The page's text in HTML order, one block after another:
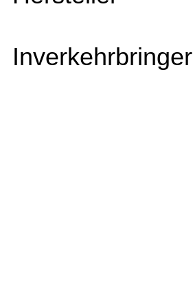
Inverkehrbringer